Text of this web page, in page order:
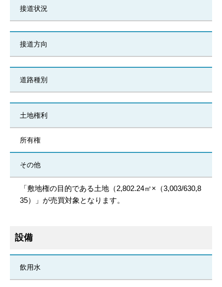
接道状況
接道方向
道路種別
土地権利
所有権
その他
「敷地権の目的である土地（2,802.24㎡×（3,003/630,8
35）」が売買対象となります。
設備
飲用水